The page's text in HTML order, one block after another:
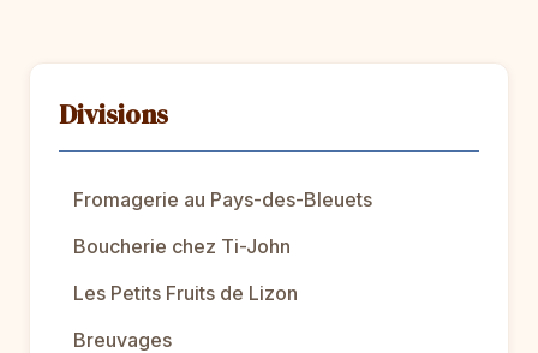
Divisions
Fromagerie au Pays-des-Bleuets
Boucherie chez Ti-John
Les Petits Fruits de Lizon
Breuvages